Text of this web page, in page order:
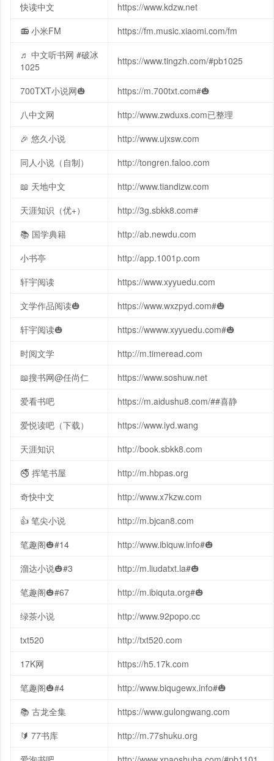
快读中文
https://www.kdzw.net
📻 小米FM
https://fm.music.xiaomi.com/fm
♬ 中文听书网 #破冰
1025
https://www.tingzh.com/#pb1025
700TXT小说网🎃
https://m.700txt.com#🎃
八中文网
http://www.zwduxs.com已整理
🎉 悠久小说
http://www.ujxsw.com
同人小说（自制）
http://tongren.faloo.com
📖 天地中文
http://www.tiandizw.com
天涯知识（优+）
http://3g.sbkk8.com#
📚 国学典籍
http://ab.newdu.com
小书亭
http://app.1001p.com
轩宇阅读
https://www.xyyuedu.com
文学作品阅读🎃
https://www.wxzpyd.com#🎃
轩宇阅读🎃
https://wwww.xyyuedu.com#🎃
时阅文学
http://m.timeread.com
📖搜书网@任尚仁
https://www.soshuw.net
爱看书吧
https://m.aidushu8.com/##喜静
爱悦读吧（下载）
https://www.iyd.wang
天涯知识
http://book.sbkk8.com
🚭 挥笔书屋
http://m.hbpas.org
奇快中文
http://www.x7kzw.com
👍 笔尖小说
http://m.bjcan8.com
笔趣阁🎃#14
http://www.ibiquw.info#🎃
溜达小说🎃#3
http://m.liudatxt.la#🎃
笔趣阁🎃#67
http://m.ibiquta.org#🎃
绿茶小说
http://www.92popo.cc
txt520
http://txt520.com
17K网
https://h5.17k.com
笔趣阁🎃#4
http://www.biqugewx.info#🎃
📚 古龙全集
https://www.gulongwang.com
🔰 77书库
http://m.77shuku.org